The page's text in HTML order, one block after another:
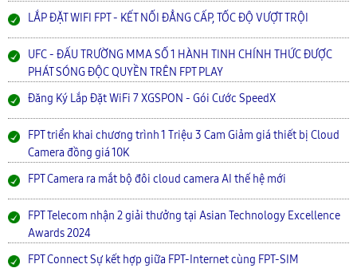
LẮP ĐẶT WIFI FPT - KẾT NỐI ĐẲNG CẤP, TỐC ĐỘ VƯỢT TRỘI
UFC - ĐẤU TRƯỜNG MMA SỐ 1 HÀNH TINH CHÍNH THỨC ĐƯỢC
PHÁT SÓNG ĐỘC QUYỀN TRÊN FPT PLAY
Đăng Ký Lắp Đặt WiFi 7 XGSPON - Gói Cước SpeedX
FPT triển khai chương trình 1 Triệu 3 Cam Giảm giá thiết bị Cloud
Camera đồng giá 10K
FPT Camera ra mắt bộ đôi cloud camera AI thế hệ mới
FPT Telecom nhận 2 giải thưởng tại Asian Technology Excellence
Awards 2024
FPT Connect Sự kết hợp giữa FPT-Internet cùng FPT-SIM